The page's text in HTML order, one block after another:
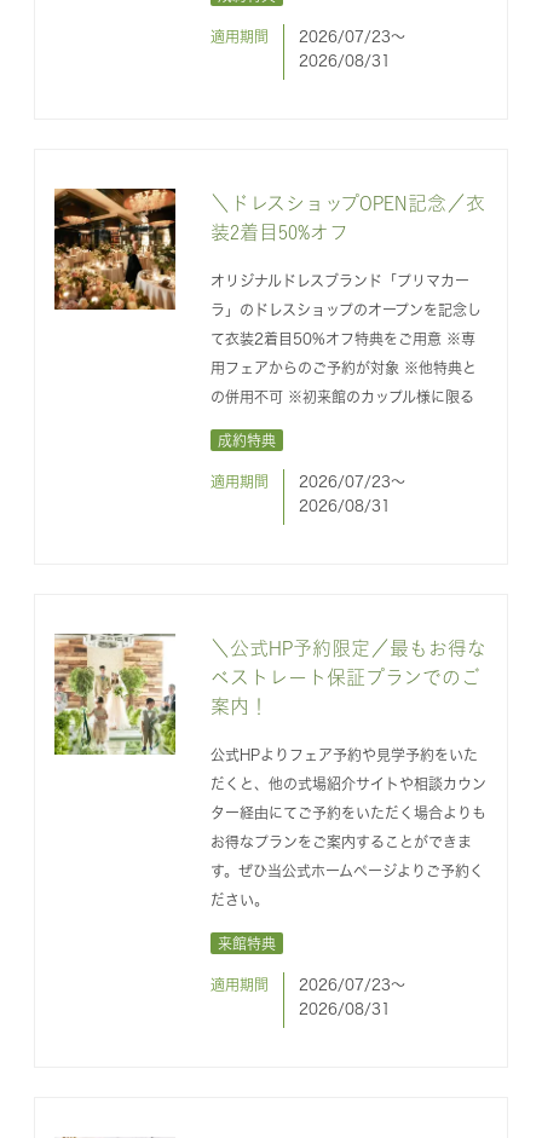
適用期間
2026/07/23〜
2026/08/31
＼ドレスショップOPEN記念／衣
装2着目50%オフ
オリジナルドレスブランド「プリマカー
ラ」のドレスショップのオープンを記念し
て衣装2着目50%オフ特典をご用意 ※専
用フェアからのご予約が対象 ※他特典と
の併用不可 ※初来館のカップル様に限る
成約特典
適用期間
2026/07/23〜
2026/08/31
＼公式HP予約限定／最もお得な
ベストレート保証プランでのご
案内！
公式HPよりフェア予約や見学予約をいた
だくと、他の式場紹介サイトや相談カウン
ター経由にてご予約をいただく場合よりも
お得なプランをご案内することができま
す。ぜひ当公式ホームページよりご予約く
ださい。
来館特典
適用期間
2026/07/23〜
2026/08/31